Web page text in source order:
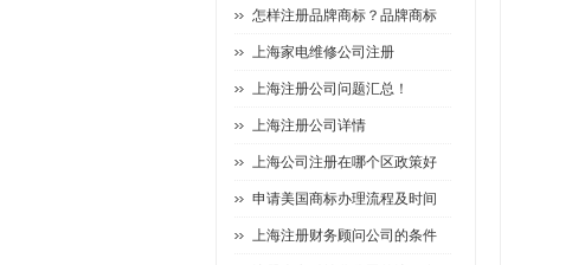
怎样注册品牌商标？品牌商标
上海家电维修公司注册
上海注册公司问题汇总！
上海注册公司详情
上海公司注册在哪个区政策好
申请美国商标办理流程及时间
上海注册财务顾问公司的条件